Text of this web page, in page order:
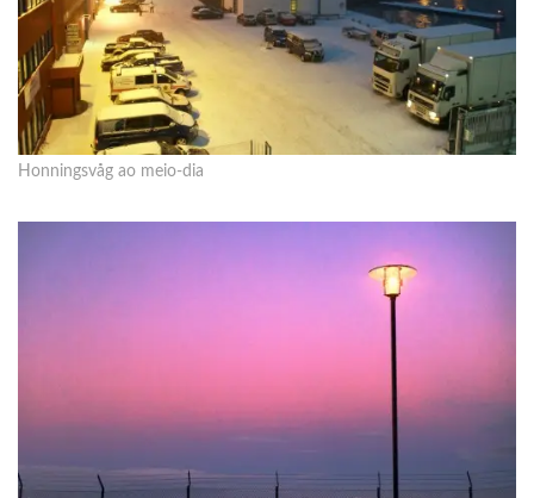
Honningsvåg ao meio-dia